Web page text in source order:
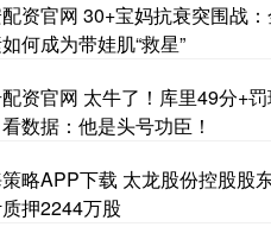
资官网 30+宝妈抗衰突围战
何成为带娃肌“救星”
资官网 太牛了！库里49分+
数据：他是头号功臣！
略APP下载 太龙股份控股股
押2244万股